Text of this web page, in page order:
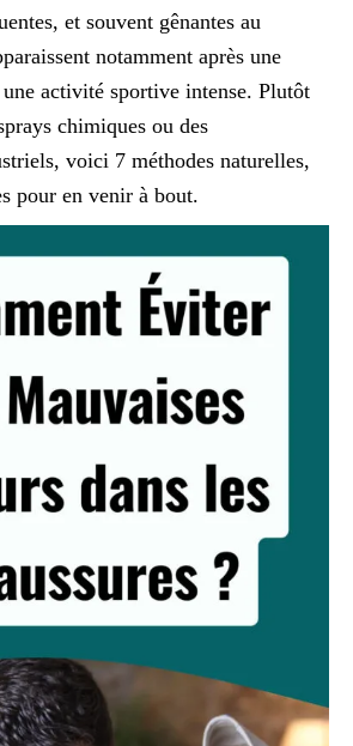
et souvent gênantes au
notamment après une
activité sportive intense. Plutôt
chimiques ou des
voici 7 méthodes naturelles,
pour en venir à bout.